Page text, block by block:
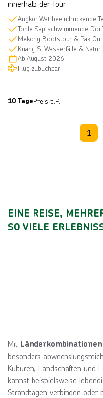
innerhalb der Tour
Angkor Wat beeindruckende
Tonle Sap schwimmende
Mekong Bootstour & Pak Ou
Kuang Si Wasserfälle & Natur
Ab August 2026
Flug zubuchbar
10 TagePreis p.P.
1
EINE REISE,
SO VIELE
Mit Länderkombinationen
besonders
Kulturen, Landschaften und
kannst beispielsweise
Strandtagen verbinden oder